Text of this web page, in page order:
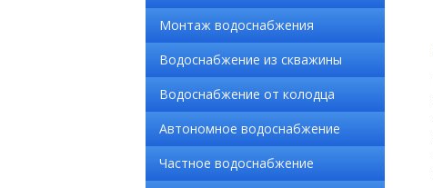
Монтаж водоснабжения
Водоснабжение из скважины
Водоснабжение от колодца
Автономное водоснабжение
Частное водоснабжение